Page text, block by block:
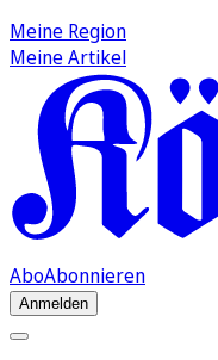
Meine Region
Meine Artikel
AboAbonnieren
Anmelden